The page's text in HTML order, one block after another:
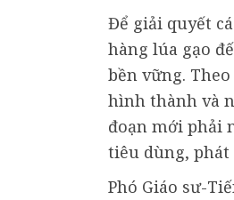
Để giải quyết
hàng lúa gạo
bền vững.
hình thành và
đoạn mới phải
tiêu dùng, phát
Phó Giáo sư-